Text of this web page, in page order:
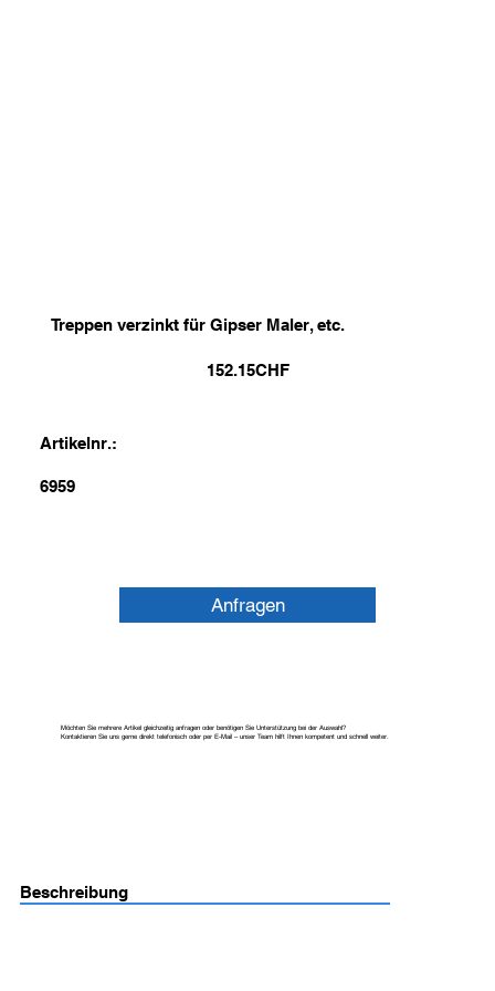
Treppen verzinkt für Gipser Maler, etc.
152.15CHF
Artikelnr.:
6959
Anfragen
Möchten Sie mehrere Artikel gleichzeitig anfragen oder benötigen Sie Unterstützung bei der Auswahl?
Kontaktieren Sie uns gerne direkt telefonisch oder per E-Mail – unser Team hilft Ihnen kompetent und schnell weiter.
Beschreibung